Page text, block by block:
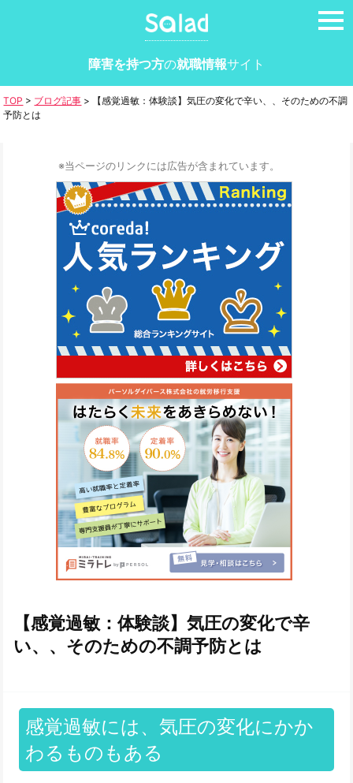
障害を持つ方の就職情報サイト
TOP > ブログ記事 >
【感覚過敏：体験談】気圧の変化で辛い、、そのための不調
予防とは
※当ページのリンクには広告が含まれています。
【感覚過敏：体験談】気圧の変化で辛
い、、そのための不調予防とは
感覚過敏には、気圧の変化にかか
わるものもある